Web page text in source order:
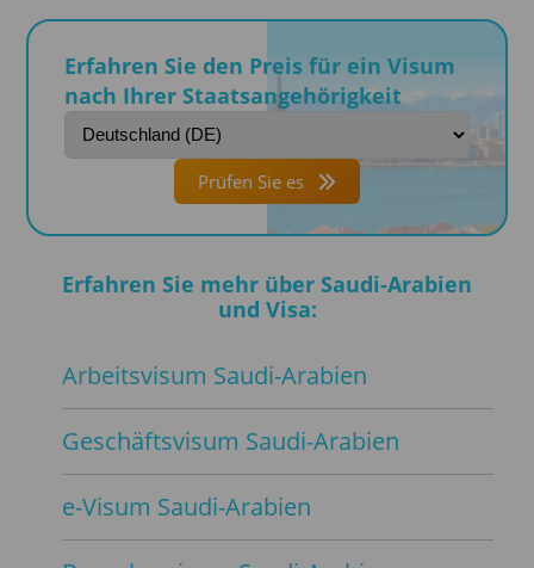
Erfahren Sie den Preis für ein Visum
nach Ihrer Staatsangehörigkeit
Prüfen Sie es
Erfahren Sie mehr über Saudi-Arabien
und Visa:
Arbeitsvisum Saudi-Arabien
Geschäftsvisum Saudi-Arabien
e-Visum Saudi-Arabien